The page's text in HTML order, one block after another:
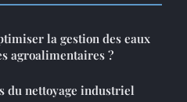
la gestion des eaux
agroalimentaires ?
du nettoyage industriel